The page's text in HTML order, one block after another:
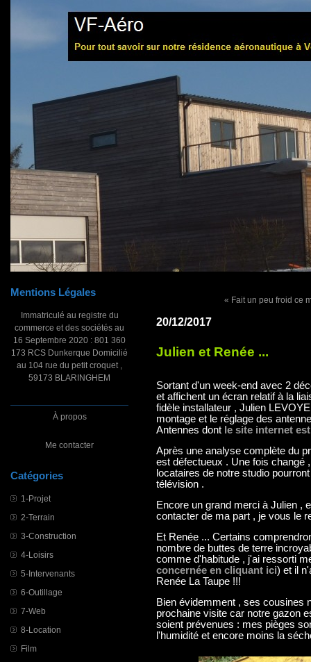
Mentions Légales
Immatriculé au registre du
commerce et des sociétés au
16 Septembre 2020 : 801 360
173 RCS Dunkerque Domicilié
au 104 rue du petit croquet ,
59173 BLARINGHEM
À propos
Me contacter
Catégories
1-Projet
2-Terrain
3-Construction
4-Loisirs
5-Intervenants
6-Outillage
7-Web
8-Location
Film
« Fait un peu froid ce
20/12/2017
Julien et Renée ...
Sortant d'un week-end avec 2
et affichent un écran relatif à la
fidèle installateur , Julien
montage et le réglage des
Antennes dont le site internet
Après une analyse complète du
est défectueux . Une fois changé
locataires de notre studio
télévision .
Encore un grand merci à Julien ,
contacter de ma part , je vous le
Et Renée ... Certains
nombre de buttes de terre
comme d'habitude , j'ai ressorti
concernée en cliquant ici) et il
Renée La Taupe !!!
Bien évidemment , ses cousines
prochaine visite car notre gazon
soient prévenues : mes pièges
l'humidité et encore moins la